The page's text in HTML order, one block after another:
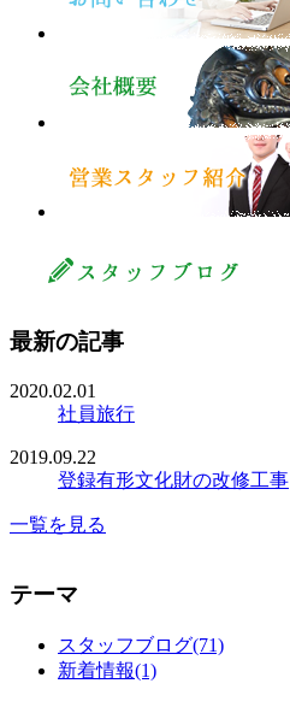
最新の記事
2020.02.01
社員旅行
2019.09.22
登録有形文化財の改修工事
一覧を見る
テーマ
スタッフブログ(71)
新着情報(1)